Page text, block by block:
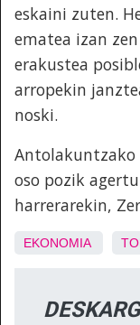
eskaini zuten.
ematea izan
erakustea
arropekin
noski.
oso pozik
harrerarekin,
EKONOMIA